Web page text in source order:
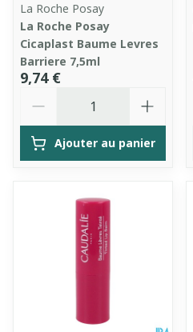
La Roche Posay
La Roche Posay
Cicaplast Baume Levres
Barriere 7,5ml
9,74 €
Ajouter au panier